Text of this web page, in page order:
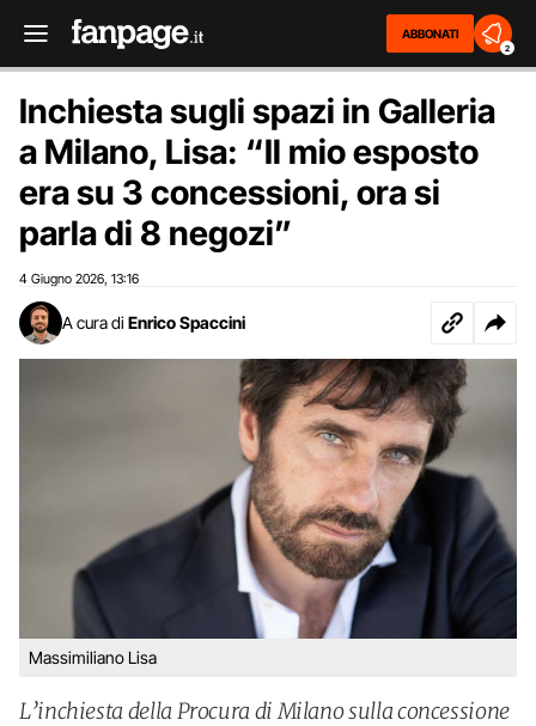
ABBONATI
2
Inchiesta sugli spazi in Galleria
a Milano, Lisa: “Il mio esposto
era su 3 concessioni, ora si
parla di 8 negozi”
4 Giugno 2026 13:16
A cura di Enrico Spaccini
Massimiliano Lisa
L’inchiesta della Procura di Milano sulla concessione